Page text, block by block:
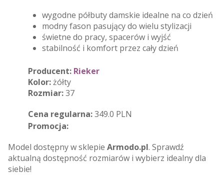
wygodne półbuty damskie idealne na co dzień
modny fason pasujący do wielu stylizacji
świetne do pracy, spacerów i wyjść
stabilność i komfort przez cały dzień
Producent: Rieker
Kolor:żółty
Rozmiar:37
Cena regularna:349.0 PLN
Promocja:
Model dostępny w sklepie Armodo.pl. Sprawdź
aktualną dostępność rozmiarów i wybierz idealny dla
siebie!